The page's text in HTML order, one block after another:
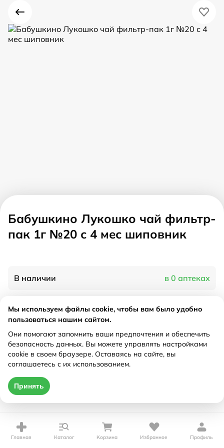
Бабушкино Лукошко чай фильтр-
пак 1г №20 с 4 мес шиповник
В наличии в 0 аптеках
Характеристики
Рецепт Не требуется
Цена действительна только при оформлении онлайн
Главная Каталог Корзина Избранное Профиль
Мы используем файлы cookie, чтобы вам было удобно
пользоваться нашим сайтом.
Они помогают запомнить ваши предпочтения и обеспечить
безопасность данных. Вы можете управлять настройками
cookie в своем браузере. Оставаясь на сайте, вы
соглашаетесь с их использованием.
Принять